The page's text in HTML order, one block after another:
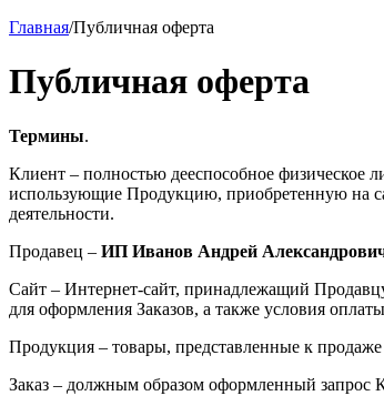
Главная/Публичная оферта
Публичная оферта
Термины.
Клиент – полностью дееспособное физическое
использующие Продукцию, приобретенную на
деятельности.
Продавец – ИП Иванов Андрей
Сайт – Интернет-сайт, принадлежащий
для оформления Заказов, а также условия
Продукция – товары, представленные к
Заказ – должным образом оформленный запрос